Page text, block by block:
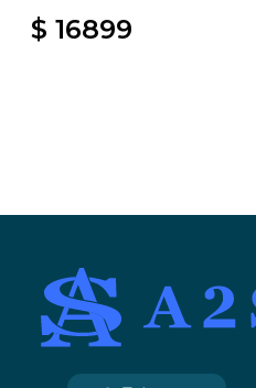
$ 16899